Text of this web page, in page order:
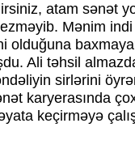
atam sənət
Mənim
olduğuna
Ali təhsil
sirlərini
karyerasında
keçirməyə